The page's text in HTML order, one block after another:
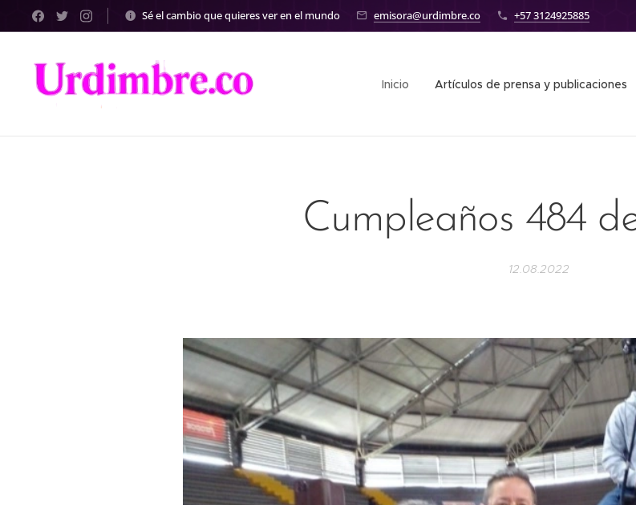
Sé el cambio que quieres ver en el mundo emisora@urdimbre.co +57 3124925885
Inicio Artículos de prensa y publicaciones
Cumpleaños 484
12.08.2022